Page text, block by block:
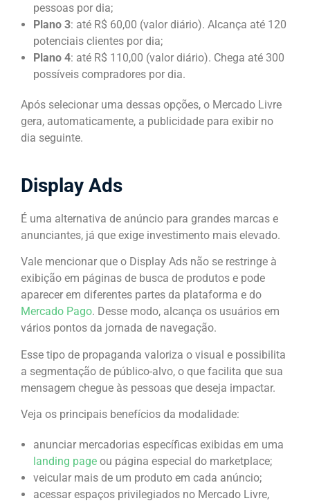
pessoas por dia;
Plano 3: até R$ 60,00 (valor diário). Alcança até 120
potenciais clientes por dia;
Plano 4: até R$ 110,00 (valor diário). Chega até 300
possíveis compradores por dia.
Após selecionar uma dessas opções, o Mercado Livre
gera, automaticamente, a publicidade para exibir no
dia seguinte.
Display Ads
É uma alternativa de anúncio para grandes marcas e
anunciantes, já que exige investimento mais elevado.
Vale mencionar que o Display Ads não se restringe à
exibição em páginas de busca de produtos e pode
aparecer em diferentes partes da plataforma e do
Mercado Pago. Desse modo, alcança os usuários em
vários pontos da jornada de navegação.
Esse tipo de propaganda valoriza o visual e possibilita
a segmentação de público-alvo, o que facilita que sua
mensagem chegue às pessoas que deseja impactar.
Veja os principais benefícios da modalidade:
anunciar mercadorias específicas exibidas em uma
landing page ou página especial do marketplace;
veicular mais de um produto em cada anúncio;
acessar espaços privilegiados no Mercado Livre,